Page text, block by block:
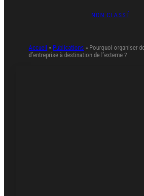
NON CLASSÉ
Accueil » Publications » Pourquoi organiser
d’entreprise à destination de l’externe ?